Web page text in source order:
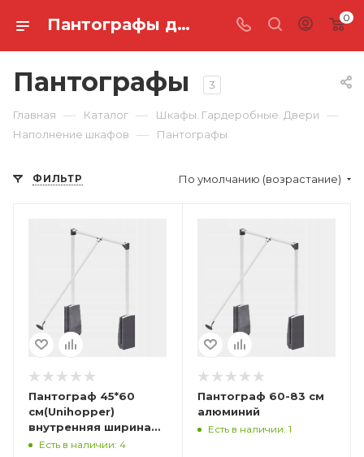
Пантографы для шкафов — экономия пространства и комфорт. Купить по выгодной цене в интернет‑магазине I Мебельные запчасти 0
Пантографы 3
Главная — Каталог — Шкафы. Гардеробные. Двери —
Наполнение шкафов — Пантографы
ФИЛЬТР По умолчанию (возрастание)
Пантограф 45*60
см(Unihopper)
внутренняя ширина
от 54 см черный/хром
Есть в наличии: 4
Пантограф 60-83 см
алюминий
Есть в наличии: 1